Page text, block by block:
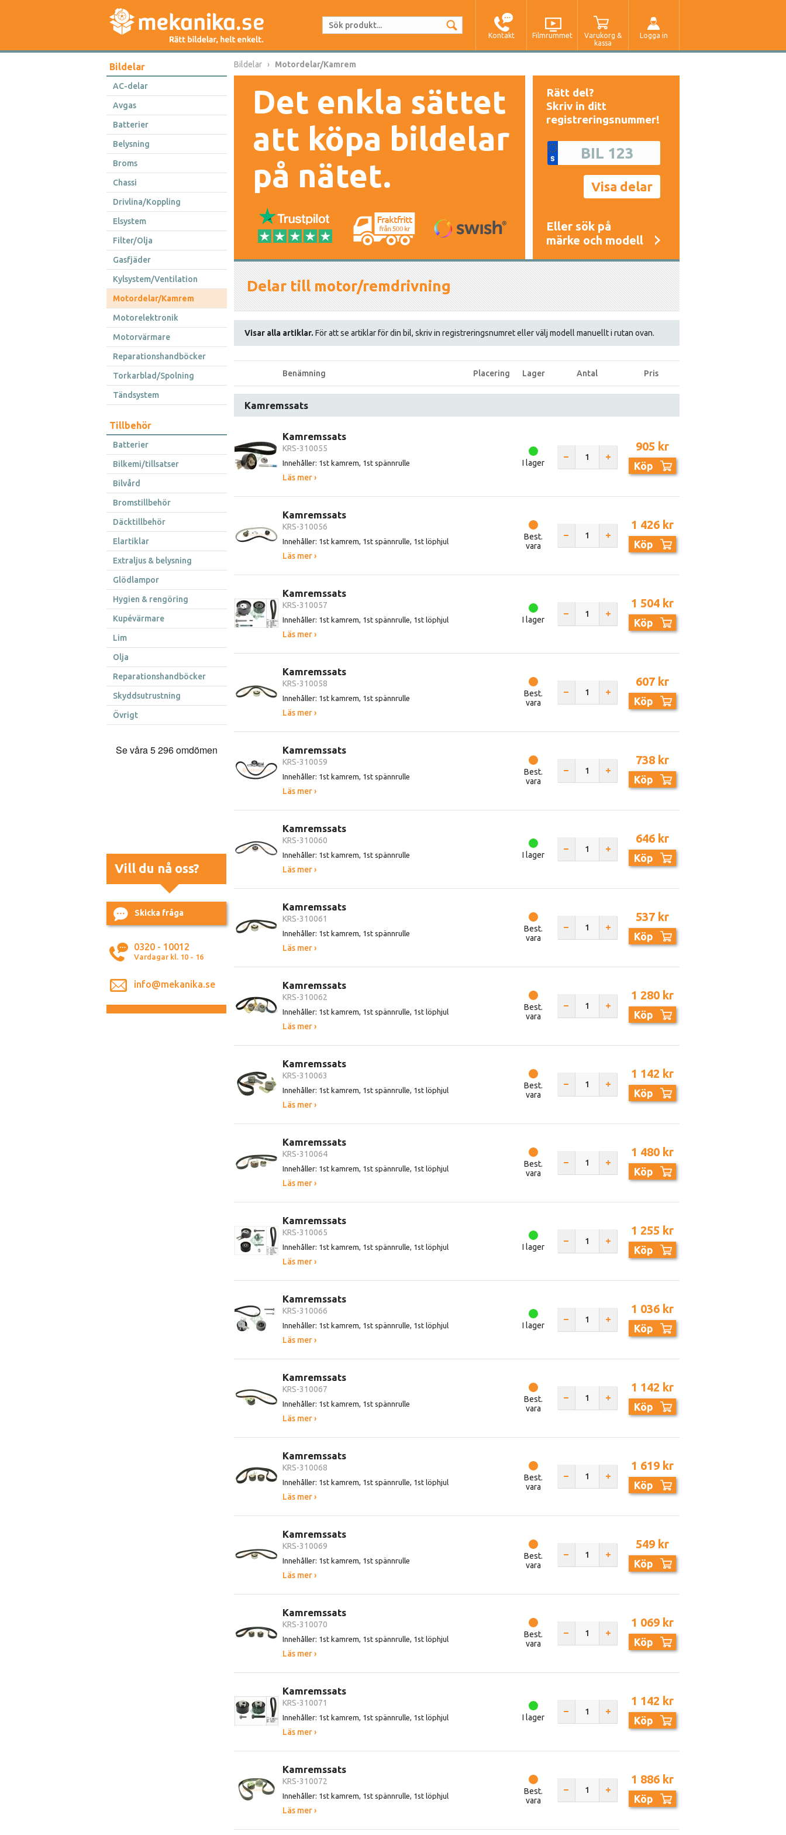
Kontakt Filmrummet
Varukorg &
kassa
Logga in
Bildelar
AC-delar
Avgas
Batterier
Belysning
Broms
Chassi
Drivlina/Koppling
Elsystem
Filter/Olja
Gasfjäder
Kylsystem/Ventilation
Motordelar/Kamrem
Motorelektronik
Motorvärmare
Reparationshandböcker
Torkarblad/Spolning
Tändsystem
Tillbehör
Batterier
Bilkemi/tillsatser
Bilvård
Bromstillbehör
Däcktillbehör
Elartiklar
Extraljus & belysning
Glödlampor
Hygien & rengöring
Kupévärmare
Lim
Olja
Reparationshandböcker
Skyddsutrustning
Övrigt
Vill du nå oss?
Skicka fråga
0320 - 10012
Vardagar kl. 10 - 16
info@mekanika.se
Bildelar Motordelar/Kamrem
Det enkla sättet
att köpa bildelar
på nätet.
Rätt del?
Skriv in ditt
registreringsnummer!
Eller sök på
märke och modell
Delar till motor/remdrivning
Visar alla artiklar. För att se artiklar för din bil, skriv in registreringsnumret eller välj modell manuellt i rutan ovan.
Benämning Placering Lager Antal Pris
Kamremssats
Kamremssats
KRS-310055
Innehåller: 1st kamrem, 1st spännrulle
Läs mer ›
I lager
905 kr
Köp
Kamremssats
KRS-310056
Innehåller: 1st kamrem, 1st spännrulle, 1st löphjul
Läs mer ›
Best.
vara
1 426 kr
Köp
Kamremssats
KRS-310057
Innehåller: 1st kamrem, 1st spännrulle, 1st löphjul
Läs mer ›
I lager
1 504 kr
Köp
Kamremssats
KRS-310058
Innehåller: 1st kamrem, 1st spännrulle
Läs mer ›
Best.
vara
607 kr
Köp
Kamremssats
KRS-310059
Innehåller: 1st kamrem, 1st spännrulle
Läs mer ›
Best.
vara
738 kr
Köp
Kamremssats
KRS-310060
Innehåller: 1st kamrem, 1st spännrulle
Läs mer ›
I lager
646 kr
Köp
Kamremssats
KRS-310061
Innehåller: 1st kamrem, 1st spännrulle
Läs mer ›
Best.
vara
537 kr
Köp
Kamremssats
KRS-310062
Innehåller: 1st kamrem, 1st spännrulle, 1st löphjul
Läs mer ›
Best.
vara
1 280 kr
Köp
Kamremssats
KRS-310063
Innehåller: 1st kamrem, 1st spännrulle, 1st löphjul
Läs mer ›
Best.
vara
1 142 kr
Köp
Kamremssats
KRS-310064
Innehåller: 1st kamrem, 1st spännrulle, 1st löphjul
Läs mer ›
Best.
vara
1 480 kr
Köp
Kamremssats
KRS-310065
Innehåller: 1st kamrem, 1st spännrulle, 1st löphjul
Läs mer ›
I lager
1 255 kr
Köp
Kamremssats
KRS-310066
Innehåller: 1st kamrem, 1st spännrulle, 1st löphjul
Läs mer ›
I lager
1 036 kr
Köp
Kamremssats
KRS-310067
Innehåller: 1st kamrem, 1st spännrulle
Läs mer ›
Best.
vara
1 142 kr
Köp
Kamremssats
KRS-310068
Innehåller: 1st kamrem, 1st spännrulle, 1st löphjul
Läs mer ›
Best.
vara
1 619 kr
Köp
Kamremssats
KRS-310069
Innehåller: 1st kamrem, 1st spännrulle
Läs mer ›
Best.
vara
549 kr
Köp
Kamremssats
KRS-310070
Innehåller: 1st kamrem, 1st spännrulle, 1st löphjul
Läs mer ›
Best.
vara
1 069 kr
Köp
Kamremssats
KRS-310071
Innehåller: 1st kamrem, 1st spännrulle, 1st löphjul
Läs mer ›
I lager
1 142 kr
Köp
Kamremssats
KRS-310072
Innehåller: 1st kamrem, 1st spännrulle, 1st löphjul
Läs mer ›
Best.
vara
1 886 kr
Köp